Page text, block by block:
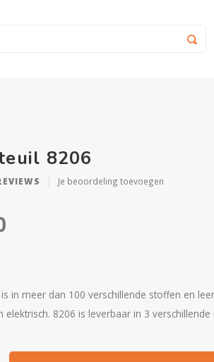
8206
Je beoordeling toevoegen
in meer dan 100 verschillende stoffen en
elektrisch. 8206 is leverbaar in 3 verschillende